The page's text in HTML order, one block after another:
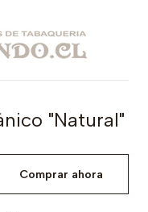
"Natural"
Comprar ahora